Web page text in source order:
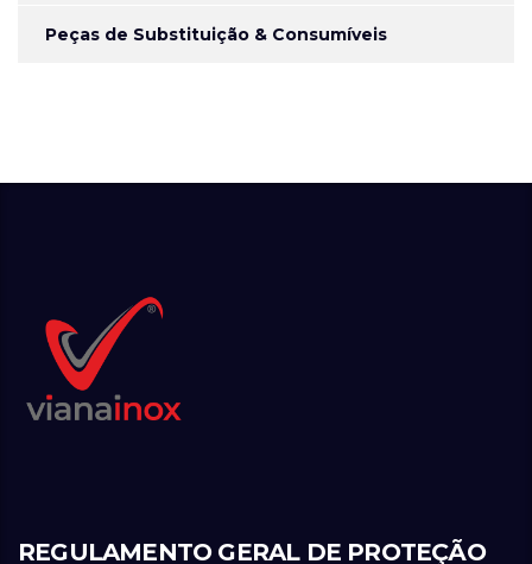
Peças de Substituição & Consumíveis
REGULAMENTO GERAL DE PROTEÇÃO